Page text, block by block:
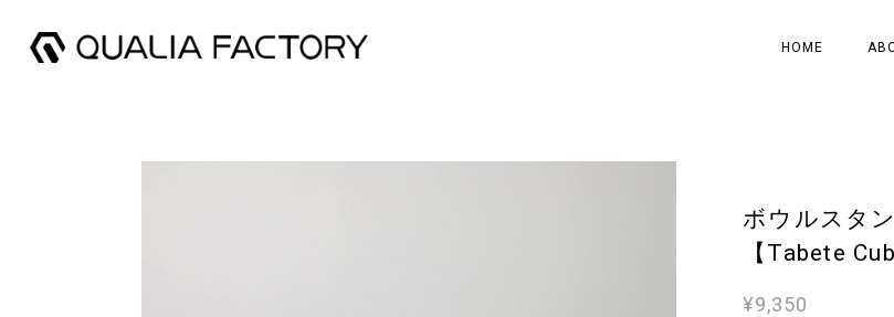
HOME
ボウルスタ
【Tabete
¥9,350